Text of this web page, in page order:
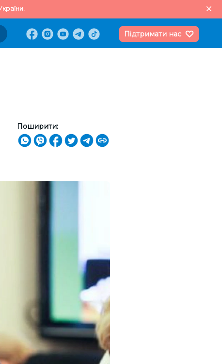
Підтримати нас
Поширити: